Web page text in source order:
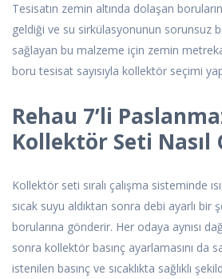
Tesisatın zemin altında dolaşan
geldiği ve su sirkülasyonunun sorunsuz
sağlayan bu malzeme için zemin
boru tesisat sayısıyla kollektör seçimi
Rehau 7’li
Kollektör Seti Nasıl
Kollektör seti sıralı çalışma sisteminde
sıcak suyu aldıktan sonra debi ayarlı bir
borularına gönderir. Her odaya aynısı
sonra kollektör basınç ayarlamasını da
istenilen basınç ve sıcaklıkta sağlıklı